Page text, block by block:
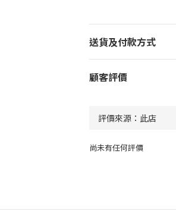
送貨及付款方式
顧客評價
尚未有任何評價